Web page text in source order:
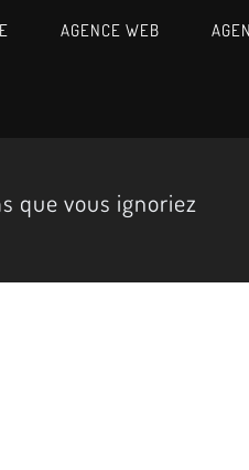
AGENCE WEB
que vous ignoriez